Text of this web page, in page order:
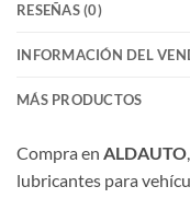
RESEÑAS (0)
INFORMACIÓN DEL
MÁS PRODUCTOS
Compra en ALDAUTO
lubricantes para